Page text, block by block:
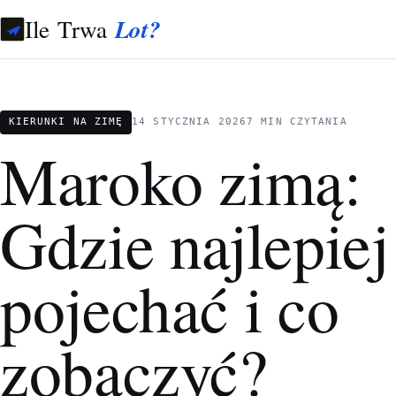
Ile TrwaLot?
KIERUNKI NA ZIMĘ 14 STYCZNIA 20267 MIN CZYTANIA
Maroko zimą:
Gdzie najlepiej
pojechać i co
zobaczyć?